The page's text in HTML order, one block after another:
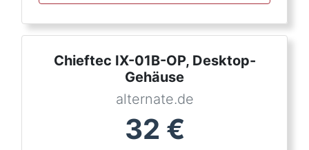
Chieftec IX-01B-OP, Desktop-
Gehäuse
alternate.de
32 €